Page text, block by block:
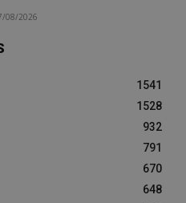
08/2026
1541
1528
932
791
670
648